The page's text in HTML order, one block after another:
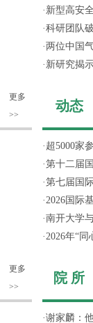
更多
>>
更多
>>
· 新型高安
·科研团队
· 两位中国
· 新研究揭
动态
· 超5000家
·第十二届
·第七届国
·2026国际
·南开大学
·2026年“
院 所
·谢家麟：